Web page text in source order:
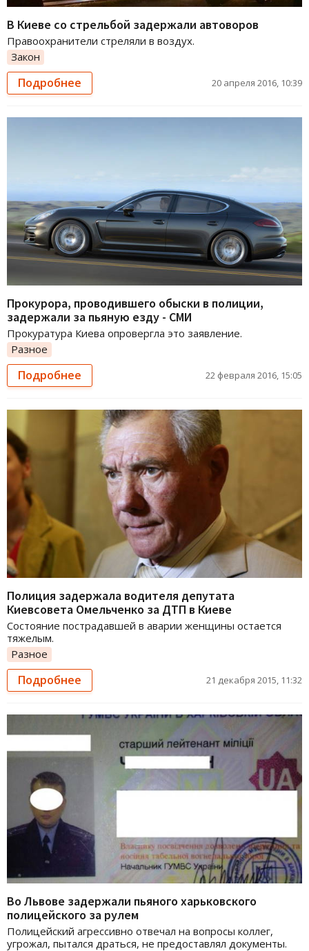
В Киеве со стрельбой задержали автоворов
Правоохранители стреляли в воздух.
Закон
Подробнее 20 апреля 2016, 10:39
Прокурора, проводившего обыски в полиции,
задержали за пьяную езду - СМИ
Прокуратура Киева опровергла это заявление.
Разное
Подробнее 22 февраля 2016, 15:05
Полиция задержала водителя депутата
Киевсовета Омельченко за ДТП в Киеве
Состояние пострадавшей в аварии женщины остается
тяжелым.
Разное
Подробнее 21 декабря 2015, 11:32
Во Львове задержали пьяного харьковского
полицейского за рулем
Полицейский агрессивно отвечал на вопросы коллег,
угрожал, пытался драться, не предоставлял документы.